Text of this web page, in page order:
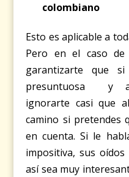
colombiano
Esto es aplicable a
Pero en el caso de
garantizarte que
presuntuosa y
ignorarte casi que
camino si pretendes
en cuenta. Si le
impositiva, sus
así sea muy